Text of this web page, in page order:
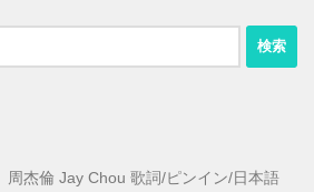
周杰倫 Jay Chou 歌詞/ピンイン/日本語